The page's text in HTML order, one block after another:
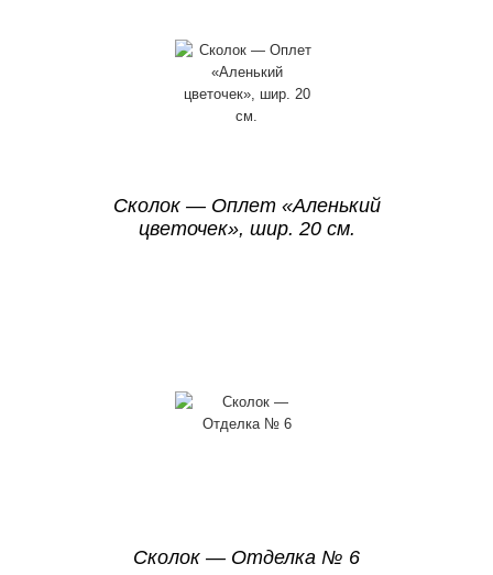
Сколок — Оплет «Аленький
цветочек», шир. 20 см.
Сколок — Отделка № 6